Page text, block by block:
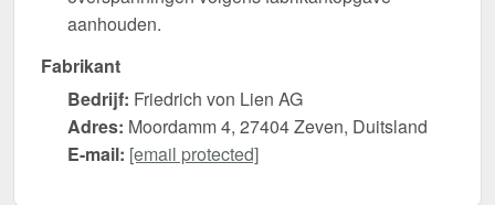
aanhouden.
Fabrikant
Bedrijf: Friedrich von Lien AG
Adres: Moordamm 4, 27404 Zeven, Duitsland
E-mail: [email protected]